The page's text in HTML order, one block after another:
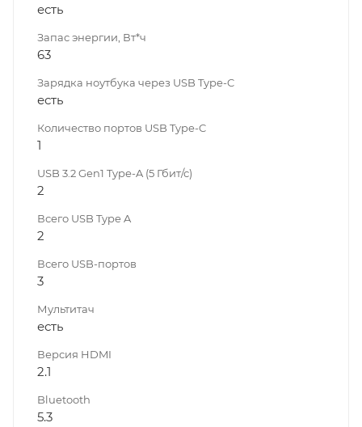
есть
Запас энергии, Вт*ч
63
Зарядка ноутбука через USB Type-C
есть
Количество портов USB Type-C
1
USB 3.2 Gen1 Type-A (5 Гбит/с)
2
Всего USB Type A
2
Всего USB-портов
3
Мультитач
есть
Версия HDMI
2.1
Bluetooth
5.3